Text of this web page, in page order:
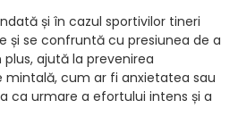
și în cazul sportivilor tineri
și se confruntă cu presiunea de a
ajută la prevenirea
cum ar fi anxietatea sau
ca urmare a efortului intens și a